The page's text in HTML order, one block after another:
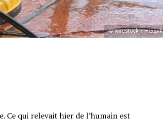
© wirestock / Freepik
Ce qui relevait hier de l’humain est